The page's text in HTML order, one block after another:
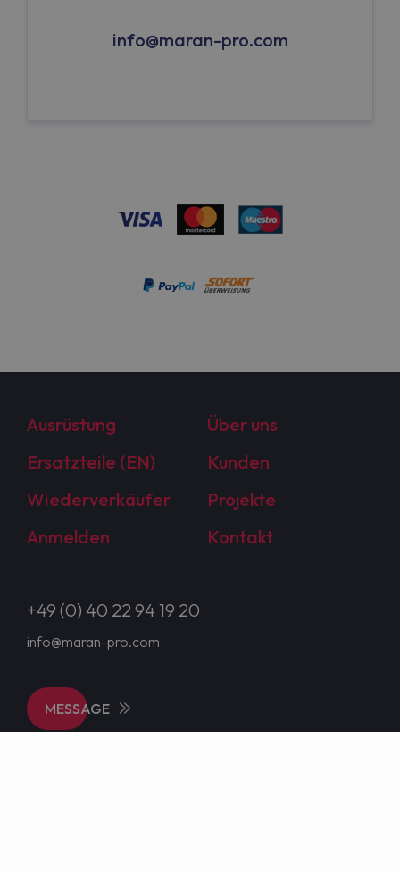
info@maran-pro.com
Ausrüstung
Über uns
Ersatzteile (EN)
Kunden
Wiederverkäufer
Projekte
Anmelden
Kontakt
+49 (0) 40 22 94 19 20
info@maran-pro.com
MESSAGE